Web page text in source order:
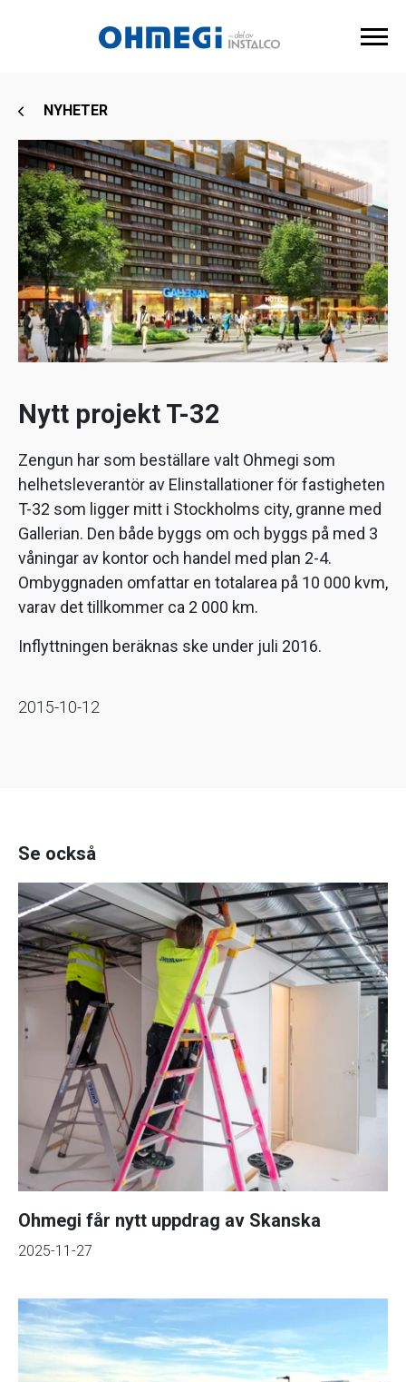
NYHETER
Nytt projekt T-32
Zengun har som beställare valt Ohmegi som
helhetsleverantör av Elinstallationer för fastigheten
T-32 som ligger mitt i Stockholms city, granne med
Gallerian. Den både byggs om och byggs på med 3
våningar av kontor och handel med plan 2-4.
Ombyggnaden omfattar en totalarea på 10 000 kvm,
varav det tillkommer ca 2 000 km.
Inflyttningen beräknas ske under juli 2016.
2015-10-12
Se också
Ohmegi får nytt uppdrag av Skanska
2025-11-27